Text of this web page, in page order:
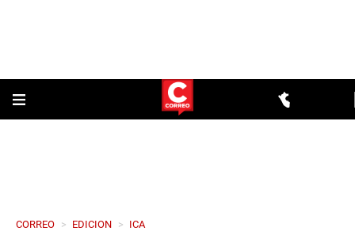
CORREO > EDICION > ICA